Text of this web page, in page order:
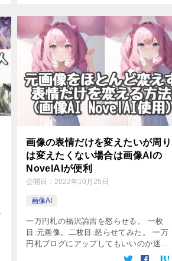
画像の表情だけを変えたいが周り
は変えたくない場合は画像AIの
NovelAIが便利
公開日：2022年10月25日
画像AI
一万円札の福沢諭吉を怒らせる。 一枚
目:元画像。二枚目:怒らせてみた。 一万
円札ブログにアップしてもいいのか迷い
ましたが、印刷しなければ一万円札をネ